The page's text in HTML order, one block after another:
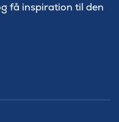
få inspiration til den